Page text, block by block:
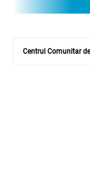
Centrul Comunitar